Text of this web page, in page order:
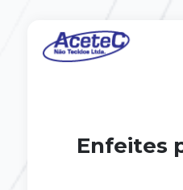
Enfeites